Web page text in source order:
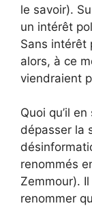
le savoir).
un intérêt
Sans intérêt
alors, à ce
viendraient
Quoi qu’il
dépasser la
renommés
Zemmour). Il
renommer